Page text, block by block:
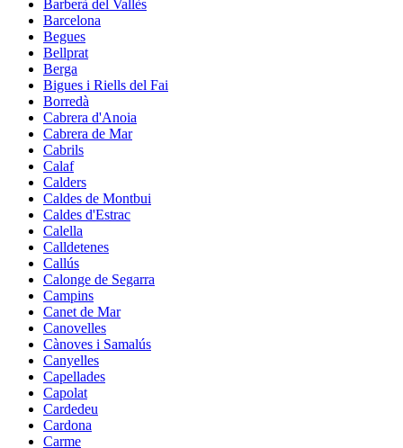
Barberà del Vallès
Barcelona
Begues
Bellprat
Berga
Bigues i Riells del Fai
Borredà
Cabrera d'Anoia
Cabrera de Mar
Cabrils
Calaf
Calders
Caldes de Montbui
Caldes d'Estrac
Calella
Calldetenes
Callús
Calonge de Segarra
Campins
Canet de Mar
Canovelles
Cànoves i Samalús
Canyelles
Capellades
Capolat
Cardedeu
Cardona
Carme